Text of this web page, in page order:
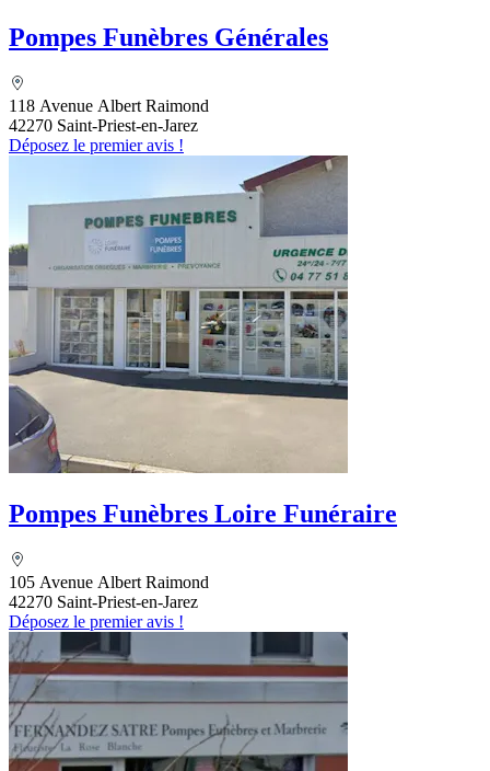
Pompes Funèbres Générales
118 Avenue Albert Raimond
42270 Saint-Priest-en-Jarez
Déposez le premier avis !
Pompes Funèbres Loire Funéraire
105 Avenue Albert Raimond
42270 Saint-Priest-en-Jarez
Déposez le premier avis !